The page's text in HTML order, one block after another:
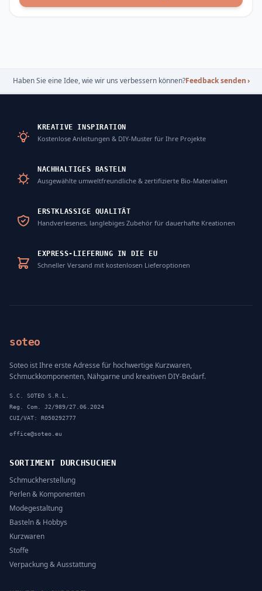
Haben Sie eine Idee, wie wir uns verbessern können?Feedback senden›
KREATIVE INSPIRATION
Kostenlose Anleitungen & DIY-Muster für Ihre Projekte
NACHHALTIGES BASTELN
Ausgewählte umweltfreundliche & zertifizierte Bio-Materialien
ERSTKLASSIGE QUALITÄT
Handverlesenes, langlebiges Zubehör für dauerhafte Kreationen
EXPRESS-LIEFERUNG IN DIE EU
Schneller Versand mit kostenlosen Lieferoptionen
soteo
Soteo ist Ihre erste Adresse für hochwertige Kurzwaren,
Schmuckkomponenten, Nähgarne und kreativen DIY-Bedarf.
S.C. SOTEO S.R.L.
Reg. Com. J2/989/27.06.2024
CUI/VAT: RO50292777
office@soteo.eu
SORTIMENT DURCHSUCHEN
Schmuckherstellung
Perlen & Komponenten
Modegestaltung
Basteln & Hobbys
Kurzwaren
Stoffe
Verpackung & Ausstattung